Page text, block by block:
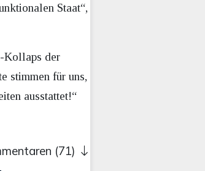
Staat“,
Kollaps der
stimmen für uns,
ausstattet!“
(71)